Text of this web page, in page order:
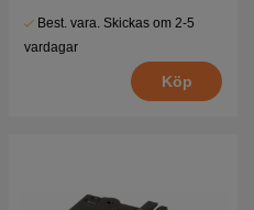
Best. vara. Skickas om 2-5
vardagar
Köp